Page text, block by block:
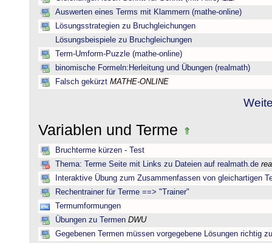
Auswerten eines Terms mit Klammern (mathe-online)
Lösungsstrategien zu Bruchgleichungen
Lösungsbeispiele zu Bruchgleichungen
Term-Umform-Puzzle (mathe-online)
binomische Formeln:Herleitung und Übungen (realmath)
Falsch gekürzt MATHE-ONLINE
Variablen und Terme
Bruchterme kürzen - Test
Thema: Terme Seite mit Links zu Dateien auf realmath.de
Interaktive Übung zum Zusammenfassen von gleichartigen
Rechentrainer für Terme ==> "Trainer"
Termumformungen
Übungen zu Termen DWU
Gegebenen Termen müssen vorgegebene Lösungen richtig